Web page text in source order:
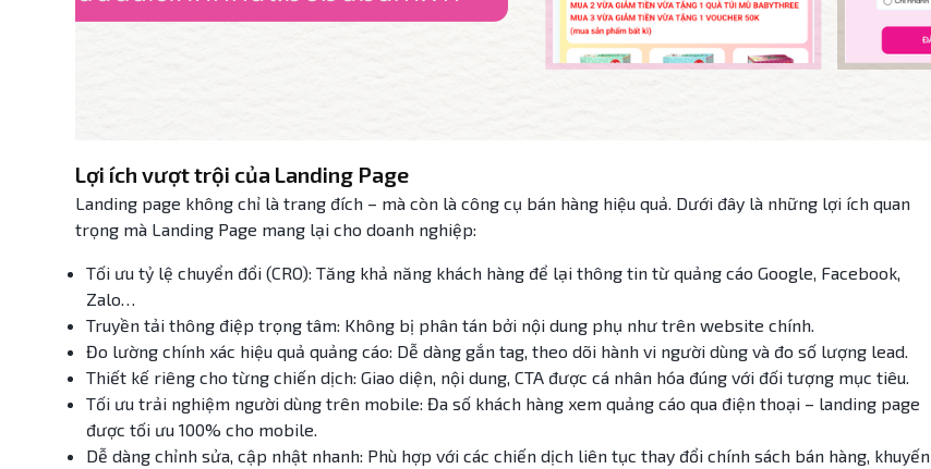
Lợi ích vượt trội của Landing Page
Landing page không chỉ là trang đích – mà còn là công cụ bán hàng hiệu quả. Dưới đây là những lợi ích quan
trọng mà Landing Page mang lại cho doanh nghiệp:
Tối ưu tỷ lệ chuyển đổi (CRO): Tăng khả năng khách hàng để lại thông tin từ quảng cáo Google, Facebook,
Zalo…
Truyền tải thông điệp trọng tâm: Không bị phân tán bởi nội dung phụ như trên website chính.
Đo lường chính xác hiệu quả quảng cáo: Dễ dàng gắn tag, theo dõi hành vi người dùng và đo số lượng lead.
Thiết kế riêng cho từng chiến dịch: Giao diện, nội dung, CTA được cá nhân hóa đúng với đối tượng mục tiêu.
Tối ưu trải nghiệm người dùng trên mobile: Đa số khách hàng xem quảng cáo qua điện thoại – landing page
được tối ưu 100% cho mobile.
Dễ dàng chỉnh sửa, cập nhật nhanh: Phù hợp với các chiến dịch liên tục thay đổi chính sách bán hàng, khuyến